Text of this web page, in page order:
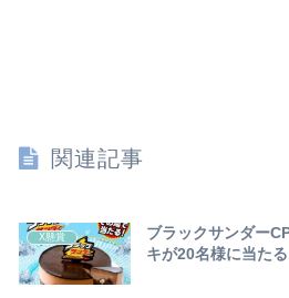
関連記事
X懸賞
ブラックサンダー
キが20名様に当た